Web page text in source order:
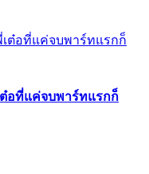
ต๋อที่แค่จบพาร์ทแรกก็